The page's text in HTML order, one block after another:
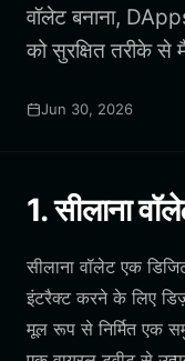
वॉलेट बनाना,
को सुरक्षित तरीके
Jun 30, 2026
1. सीलाना
सीलाना वॉलेट एक
इंटरैक्ट करने के लिए
मूल रूप से निर्मित एक